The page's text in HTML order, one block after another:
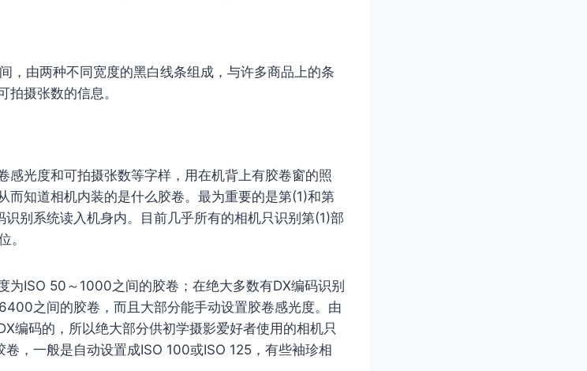
，由两种不同宽度的黑白线条组成，与许多商品上的条
拍摄张数的信息。
感光度和可拍摄张数等字样，用在机背上有胶卷窗的照
而知道相机内装的是什么胶卷。最为重要的是第(1)和第
别系统读入机身内。目前几乎所有的相机只识别第(1)部
。
为ISO 50～1000之间的胶卷；在绝大多数有DX编码识别
之间的胶卷，而且大部分能手动设置胶卷感光度。由
编码的，所以绝大部分供初学摄影爱好者使用的相机只
，一般是自动设置成ISO 100或ISO 125，有些袖珍相